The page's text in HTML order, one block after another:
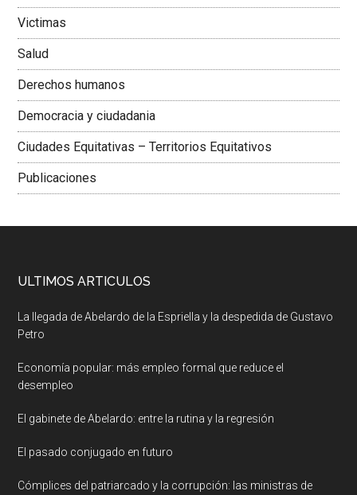
Victimas
Salud
Derechos humanos
Democracia y ciudadania
Ciudades Equitativas – Territorios Equitativos
Publicaciones
ULTIMOS ARTICULOS
La llegada de Abelardo de la Espriella y la despedida de Gustavo
Petro
Economía popular: más empleo formal que reduce el
desempleo
El gabinete de Abelardo: entre la rutina y la regresión
El pasado conjugado en futuro
Cómplices del patriarcado y la corrupción: las ministras de